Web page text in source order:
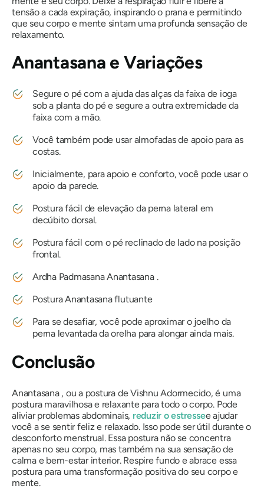
tensão a cada expiração, inspirando o prana e permitindo
que seu corpo e mente sintam uma profunda sensação de
relaxamento.
Anantasana e Variações
Segure o pé com a ajuda das alças da faixa de ioga
sob a planta do pé e segure a outra extremidade da
faixa com a mão.
Você também pode usar almofadas de apoio para as
costas.
Inicialmente, para apoio e conforto, você pode usar o
apoio da parede.
Postura fácil de elevação da perna lateral em
decúbito dorsal.
Postura fácil com o pé reclinado de lado na posição
frontal.
Ardha PadmasanaAnantasana.
PosturaAnantasanaflutuante
Para se desafiar, você pode aproximar o joelho da
perna levantada da orelha para alongar ainda mais.
Conclusão
Anantasana, ou a postura de Vishnu Adormecido, é uma
postura maravilhosa e relaxante para todo o corpo. Pode
aliviar problemas abdominais, reduzir o estressee ajudar
você a se sentir feliz e relaxado. Isso pode ser útil durante o
desconforto menstrual. Essa postura não se concentra
apenas no seu corpo, mas também na sua sensação de
calma e bem-estar interior. Respire fundo e abrace essa
postura para uma transformação positiva do seu corpo e
mente.